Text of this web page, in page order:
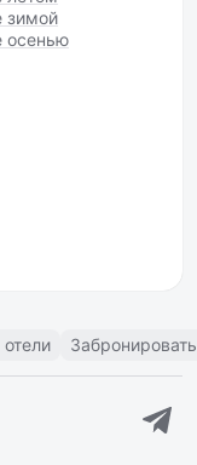
зимой
осенью